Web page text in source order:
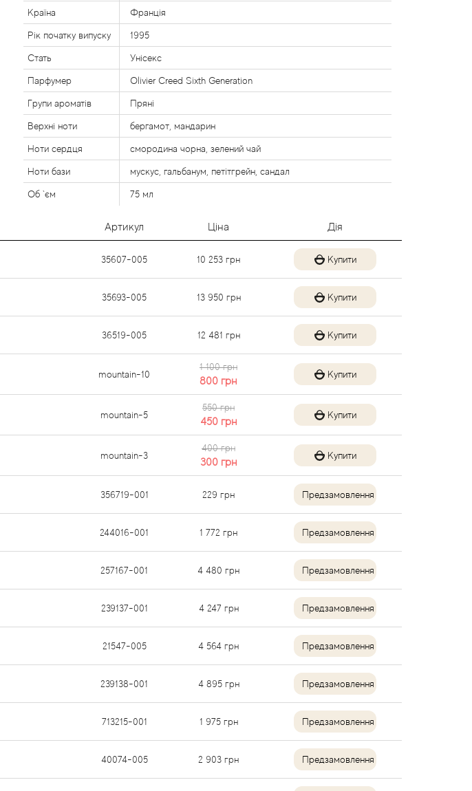
Країна Франція
Рік початку випуску 1995
Стать Унісекс
Парфумер Olivier Creed Sixth Generation
Групи ароматів Пряні
Верхні ноти бергамот, мандарин
Ноти сердця смородина чорна, зелений чай
Ноти бази мускус, гальбанум, петітгрейн, сандал
Об `єм 75 мл
Артикул Ціна Дія
35607-005 10 253 грн Купити
35693-005 13 950 грн Купити
36519-005 12 481 грн Купити
mountain-10
1 100 грн
800 грн
Купити
mountain-5
550 грн
450 грн
Купити
mountain-3
400 грн
300 грн
Купити
356719-001 229 грн Предзамовлення
244016-001 1 772 грн Предзамовлення
257167-001 4 480 грн Предзамовлення
239137-001 4 247 грн Предзамовлення
21547-005 4 564 грн Предзамовлення
239138-001 4 895 грн Предзамовлення
713215-001 1 975 грн Предзамовлення
40074-005 2 903 грн Предзамовлення